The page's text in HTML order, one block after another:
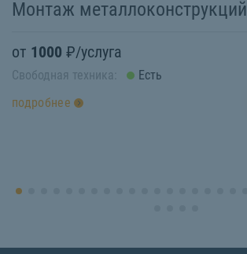
Монтаж металлоконструкций
от 1000 ₽/услуга
Свободная техника:
Есть
подробнее